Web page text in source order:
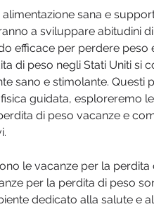
alimentazione sana e
a sviluppare abitudini
efficace per perdere peso
di peso negli Stati Uniti si
sano e stimolante.
guidata, esploreremo
di peso vacanze e
le vacanze per la perdita
per la perdita di peso
dedicato alla salute e